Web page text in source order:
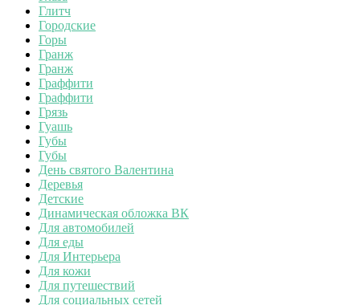
Глитч
Городские
Горы
Гранж
Гранж
Граффити
Граффити
Грязь
Гуашь
Губы
Губы
День святого Валентина
Деревья
Детские
Динамическая обложка ВК
Для автомобилей
Для еды
Для Интерьера
Для кожи
Для путешествий
Для социальных сетей